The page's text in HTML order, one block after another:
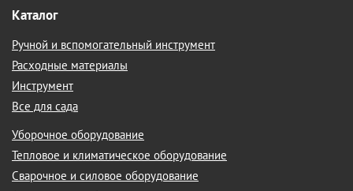
Каталог
Ручной и вспомогательный инструмент
Расходные материалы
Инструмент
Все для сада
Уборочное оборудование
Тепловое и климатическое оборудование
Сварочное и силовое оборудование